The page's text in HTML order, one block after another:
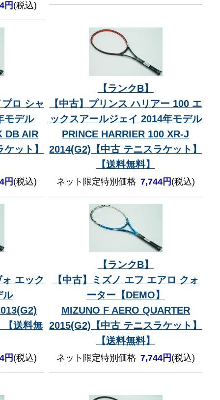
円 (税込)
ロ シャ
モデル
DB AIR
ット】
円 (税込)
【ランクB】
【中古】プリンス ハリアー 100 エ
ックスアールジェイ 2014年モデル
PRINCE HARRIER 100 XR-J
2014(G2)【中古 テニスラケット】
【送料無料】
ネット限定特別価格 7,744円 (税込)
エック
ル
【送料無
円 (税込)
【ランクB】
【中古】ミズノ エフ エアロ クォ
ーター【DEMO】
MIZUNO F AERO QUARTER
2015(G2)【中古 テニスラケット】
【送料無料】
ネット限定特別価格 7,744円 (税込)